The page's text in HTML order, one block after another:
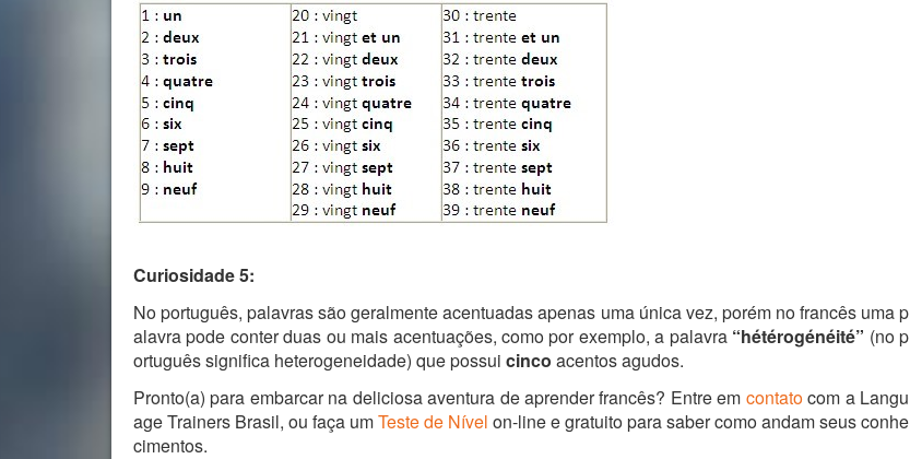
Curiosidade 5:
No português, palavras são geralmente acentuadas apenas uma única vez, porém no francês uma p
alavra pode conter duas ou mais acentuações, como por exemplo, a palavra“hétérogénéité” (no p
ortuguês significa heterogeneidade) que possui cinco acentos agudos.
Pronto(a) para embarcar na deliciosa aventura de aprender francês? Entre em contatocom a Langu
age Trainers Brasil, ou faça umTeste de Nível on-line e gratuito para saber como andam seus conhe
cimentos.